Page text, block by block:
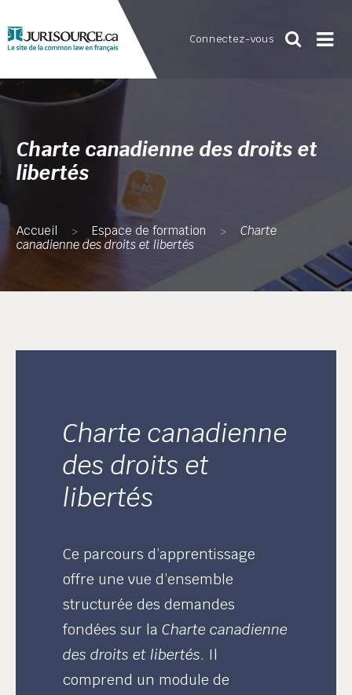
Connectez-vous
Charte canadienne des droits et
libertés
Accueil > Espace de formation >
Charte
canadienne des droits et libertés
Charte canadienne
des droits et
libertés
Ce parcours d’apprentissage
offre une vue d’ensemble
structurée des demandes
fondées sur laCharte canadienne
des droits et libertés. Il
comprend un module de